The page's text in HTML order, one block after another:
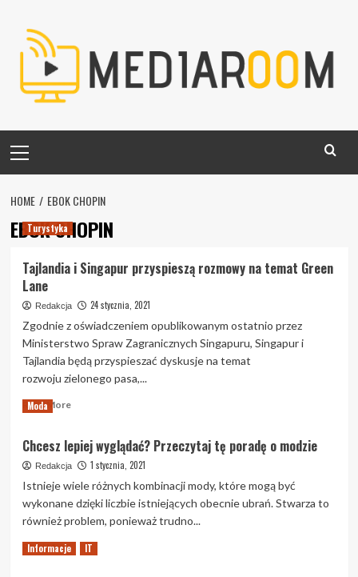
content
Menu
HOME EBOK CHOPIN
EBOK CHOPIN
Turystyka
Tajlandia i Singapur przyspieszą rozmowy na temat Green
Lane
Redakcja 24 stycznia, 2021
Zgodnie z oświadczeniem opublikowanym ostatnio przez
Ministerstwo Spraw Zagranicznych Singapuru, Singapur i
Tajlandia będą przyspieszać dyskusje na temat
rozwoju zielonego pasa,...
Read MoreRead
Tajlandia
i
przyspieszą
rozmowy
na
Green
Moda
Chcesz lepiej wyglądać? Przeczytaj tę poradę o modzie
Redakcja 1 stycznia, 2021
Istnieje wiele różnych kombinacji mody, które mogą być
wykonane dzięki liczbie istniejących obecnie ubrań. Stwarza to
również problem, ponieważ trudno...
Read MoreRead
more
Informacje IT